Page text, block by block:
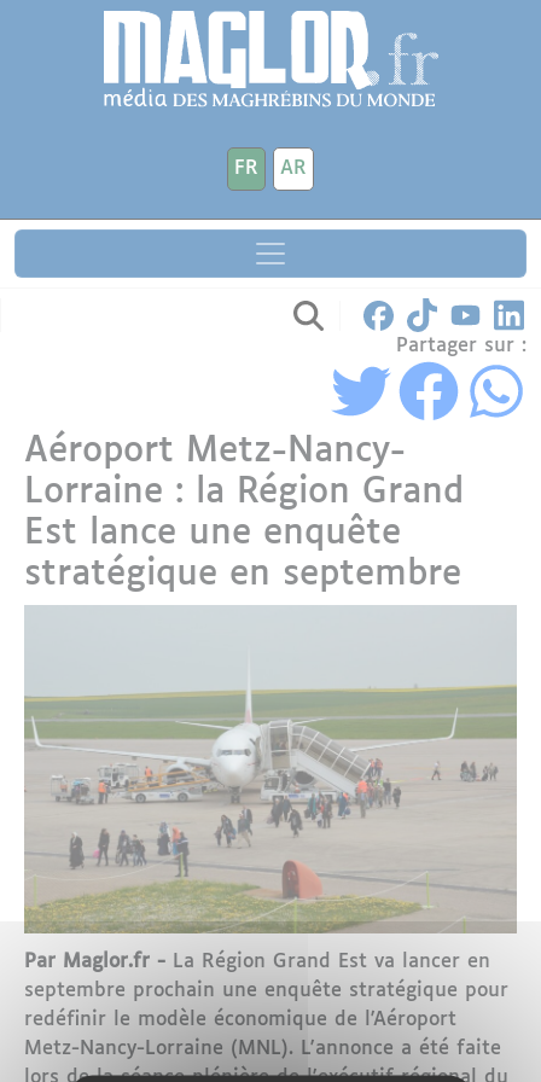
Aller au contenu principal
FR AR
Partager sur :
Aéroport Metz-Nancy-
Lorraine : la Région Grand
Est lance une enquête
stratégique en septembre
Par Maglor.fr - La Région Grand Est va lancer en
septembre prochain une enquête stratégique pour
redéfinir le modèle économique de l'Aéroport
Metz-Nancy-Lorraine (MNL). L'annonce a été faite
lors de la séance plénière de l'exécutif régional du
Panneau de gestion des cookies